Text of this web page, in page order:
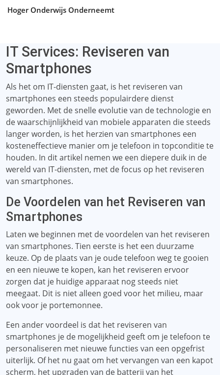
Hoger Onderwijs Onderneemt
IT Services: Reviseren van
Smartphones
Als het om IT-diensten gaat, is het reviseren van
smartphones een steeds populairdere dienst
geworden. Met de snelle evolutie van de technologie en
de waarschijnlijkheid van mobiele apparaten die steeds
langer worden, is het herzien van smartphones een
kosteneffectieve manier om je telefoon in topconditie te
houden. In dit artikel nemen we een diepere duik in de
wereld van IT-diensten, met de focus op het reviseren
van smartphones.
De Voordelen van het Reviseren van
Smartphones
Laten we beginnen met de voordelen van het reviseren
van smartphones. Tien eerste is het een duurzame
keuze. Op de plaats van je oude telefoon weg te gooien
en een nieuwe te kopen, kan het reviseren ervoor
zorgen dat je huidige apparaat nog steeds niet
meegaat. Dit is niet alleen goed voor het milieu, maar
ook voor je portemonnee.
Een ander voordeel is dat het reviseren van
smartphones je de mogelijkheid geeft om je telefoon te
personaliseren met nieuwe functies van een opgefrist
uiterlijk. Of het nu gaat om het vervangen van een kapot
scherm, het upgraden van de batterij van het